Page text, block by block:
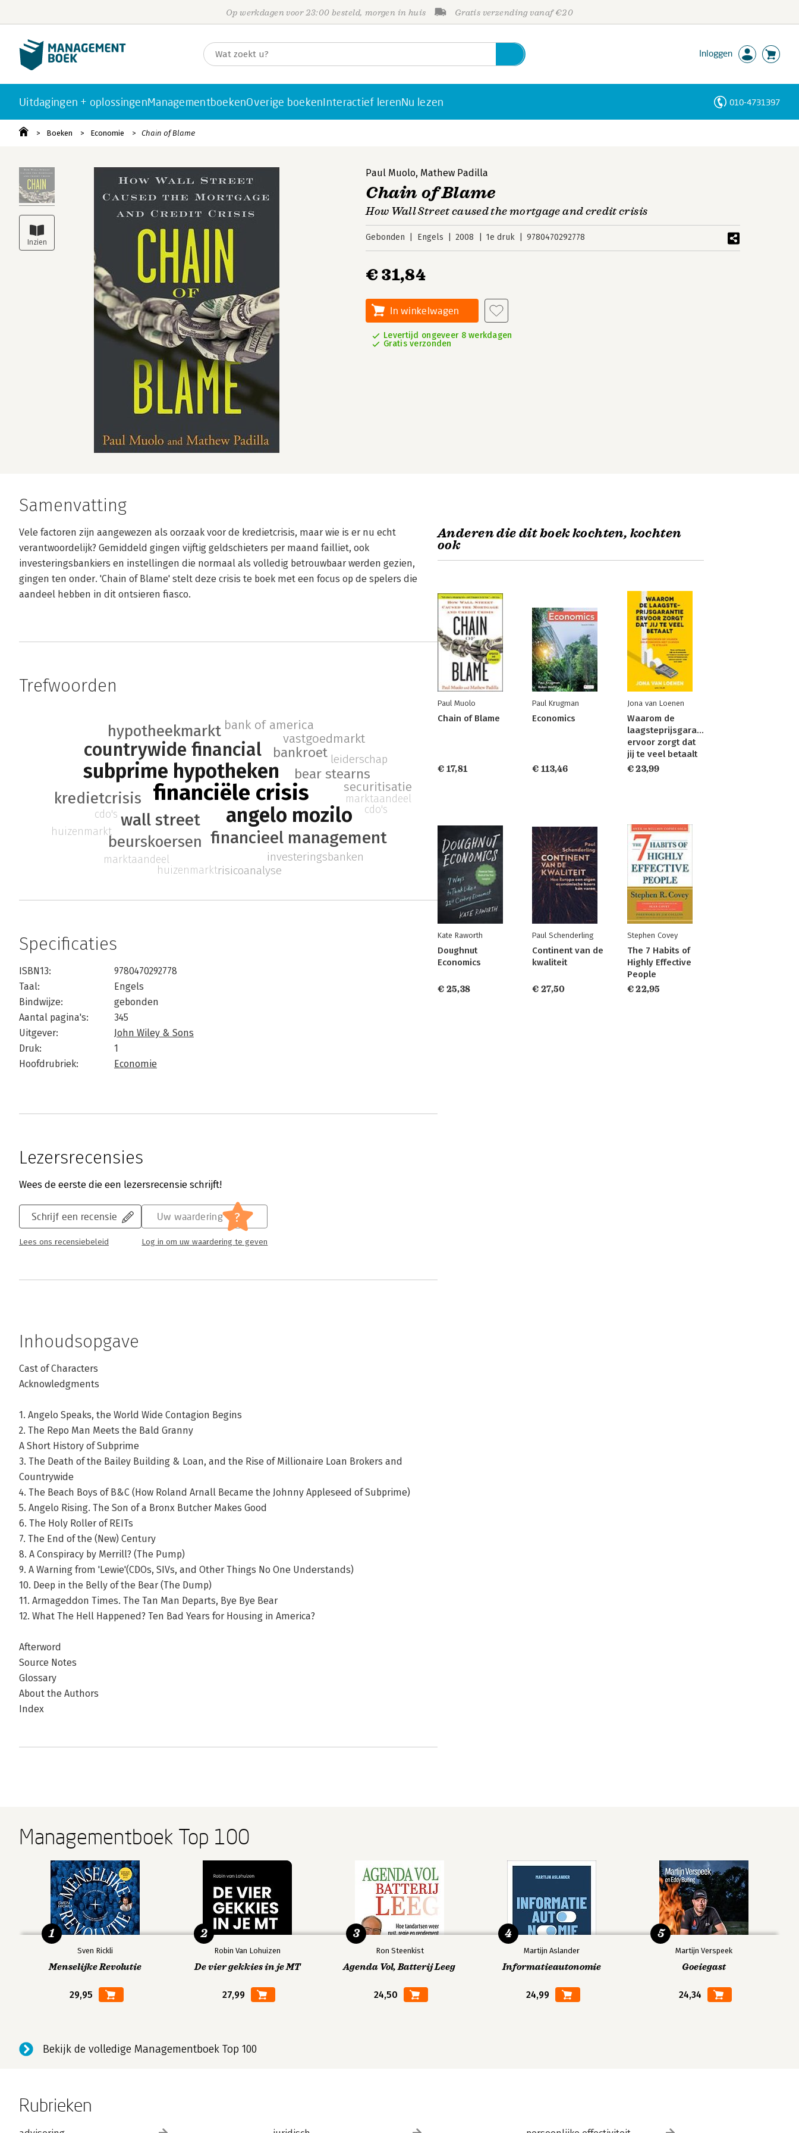
Op werkdagen voor 23:00 besteld, morgen in huis Gratis verzending vanaf €20
Inloggen
Uitdagingen + oplossingenManagementboekenOverige boekenInteractief lerenNu lezen 010-4731397
Boeken Economie Chain of Blame
Paul Muolo, Mathew Padilla
Chain of Blame
How Wall Street caused the mortgage and credit crisis
Gebonden Engels 2008 1e druk 9780470292778
€ 31,84
In winkelwagen
Levertijd ongeveer 8 werkdagen
Gratis verzonden
Samenvatting
Vele factoren zijn aangewezen als oorzaak voor de kredietcrisis, maar wie is er nu echt
verantwoordelijk? Gemiddeld gingen vijftig geldschieters per maand failliet, ook
investeringsbankiers en instellingen die normaal als volledig betrouwbaar werden gezien,
gingen ten onder. 'Chain of Blame' stelt deze crisis te boek met een focus op de spelers die
aandeel hebben in dit ontsieren fiasco.
Trefwoorden
financiële crisis
subprime hypotheken
angelo mozilo
countrywide financial
financieel management
wall street
beurskoersen
kredietcrisis
hypotheekmarkt
bear stearns
bankroet
bank of america
vastgoedmarkt
securitisatie
leiderschap
investeringsbanken
risicoanalyse
marktaandeel
cdo's
huizenmarkt
marktaandeel
cdo's
huizenmarkt
Specificaties
ISBN13:
9780470292778
Taal:
Engels
Bindwijze:
gebonden
Aantal pagina's:
345
Uitgever:
John Wiley & Sons
Druk:
1
Hoofdrubriek:
Economie
Lezersrecensies
Wees de eerste die een lezersrecensie schrijft!
Schrijf een recensie
Lees ons recensiebeleid
Uw waardering ?
Log in om uw waardering te geven
Inhoudsopgave
Cast of Characters
Acknowledgments
1. Angelo Speaks, the World Wide Contagion Begins
2. The Repo Man Meets the Bald Granny
A Short History of Subprime
3. The Death of the Bailey Building & Loan, and the Rise of Millionaire Loan Brokers and
Countrywide
4. The Beach Boys of B&C (How Roland Arnall Became the Johnny Appleseed of Subprime)
5. Angelo Rising. The Son of a Bronx Butcher Makes Good
6. The Holy Roller of REITs
7. The End of the (New) Century
8. A Conspiracy by Merrill? (The Pump)
9. A Warning from 'Lewie'(CDOs, SIVs, and Other Things No One Understands)
10. Deep in the Belly of the Bear (The Dump)
11. Armageddon Times. The Tan Man Departs, Bye Bye Bear
12. What The Hell Happened? Ten Bad Years for Housing in America?
Afterword
Source Notes
Glossary
About the Authors
Index
Anderen die dit boek kochten, kochten
ook
Paul Muolo
Chain of Blame
€ 17,81
Paul Krugman
Economics
€ 113,46
Jona van Loenen
Waarom de
laagsteprijsgarantie
ervoor zorgt dat
jij te veel betaalt
€ 23,99
Kate Raworth
Doughnut
Economics
€ 25,38
Paul Schenderling
Continent van de
kwaliteit
€ 27,50
Stephen Covey
The 7 Habits of
Highly Effective
People
€ 22,95
Managementboek Top 100
Sven Rickli
Menselijke Revolutie
29,95
1
Robin Van Lohuizen
De vier gekkies in je MT
27,99
2
Ron Steenkist
Agenda Vol, Batterij Leeg
24,50
3
Martijn Aslander
Informatieautonomie
24,99
4
Martijn Verspeek
Goeiegast
24,34
5
Bekijk de volledige Managementboek Top 100
Rubrieken
Personen